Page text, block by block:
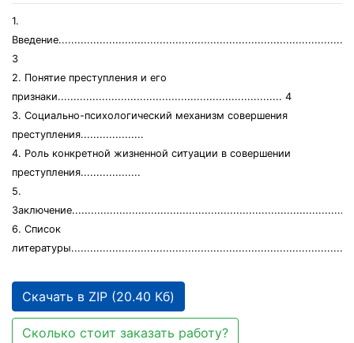
1.
3
2. Понятие преступления и его
признаки....................................................................... 4
3. Социально-психологический механизм совершения
преступления....................
4. Роль конкретной жизненной ситуации в совершении
преступления...................
5.
6. Список
Скачать в ZIP (20.40 Кб)
Сколько стоит заказать работу?